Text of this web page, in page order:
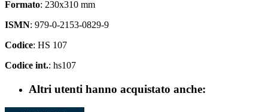
Formato: 230x310 mm
ISMN: 979-0-2153-0829-9
Codice: HS 107
Codice int.: hs107
Altri utenti hanno acquistato anche: